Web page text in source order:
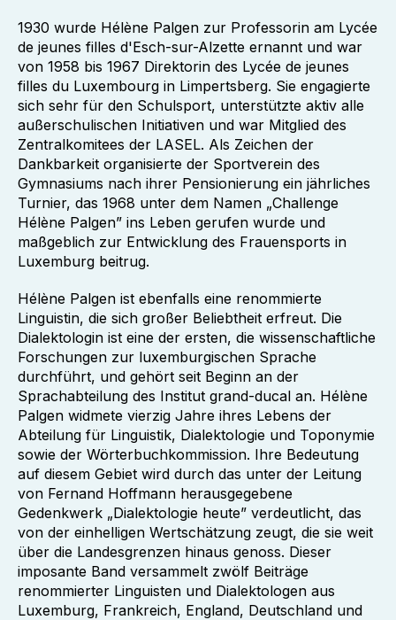
1930 wurde Hélène Palgen zur Professorin am Lycée
de jeunes filles d'Esch-sur-Alzette ernannt und war
von 1958 bis 1967 Direktorin des Lycée de jeunes
filles du Luxembourg in Limpertsberg. Sie engagierte
sich sehr für den Schulsport, unterstützte aktiv alle
außerschulischen Initiativen und war Mitglied des
Zentralkomitees der LASEL. Als Zeichen der
Dankbarkeit organisierte der Sportverein des
Gymnasiums nach ihrer Pensionierung ein jährliches
Turnier, das 1968 unter dem Namen „Challenge
Hélène Palgen” ins Leben gerufen wurde und
maßgeblich zur Entwicklung des Frauensports in
Luxemburg beitrug.
Hélène Palgen ist ebenfalls eine renommierte
Linguistin, die sich großer Beliebtheit erfreut. Die
Dialektologin ist eine der ersten, die wissenschaftliche
Forschungen zur luxemburgischen Sprache
durchführt, und gehört seit Beginn an der
Sprachabteilung des Institut grand-ducal an. Hélène
Palgen widmete vierzig Jahre ihres Lebens der
Abteilung für Linguistik, Dialektologie und Toponymie
sowie der Wörterbuchkommission. Ihre Bedeutung
auf diesem Gebiet wird durch das unter der Leitung
von Fernand Hoffmann herausgegebene
Gedenkwerk „Dialektologie heute” verdeutlicht, das
von der einhelligen Wertschätzung zeugt, die sie weit
über die Landesgrenzen hinaus genoss. Dieser
imposante Band versammelt zwölf Beiträge
renommierter Linguisten und Dialektologen aus
Luxemburg, Frankreich, England, Deutschland und